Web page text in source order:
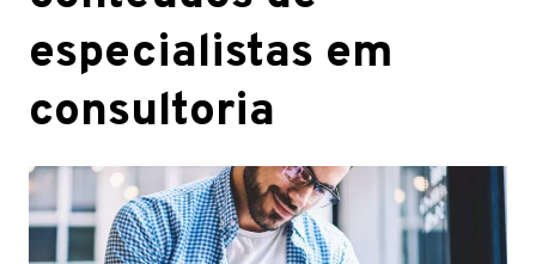
especialistas em
consultoria